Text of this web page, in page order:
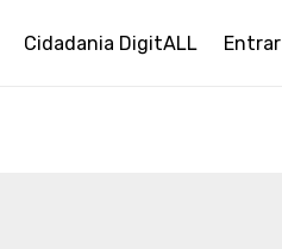
Cidadania DigitALL Entrar